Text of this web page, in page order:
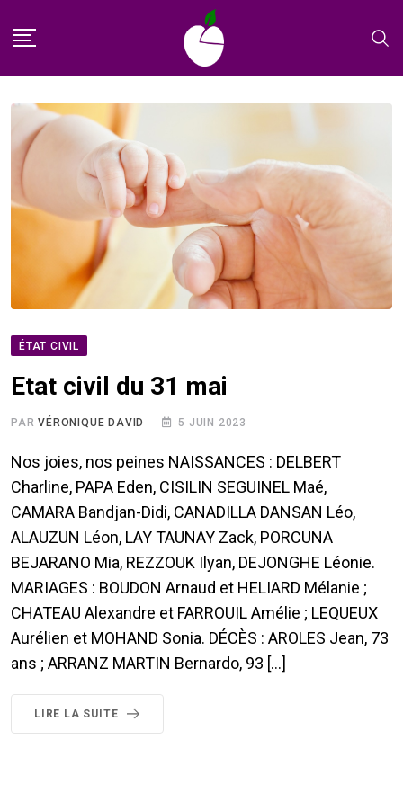
ÉTAT CIVIL
Etat civil du 31 mai
PARVÉRONIQUE DAVID 5 JUIN 2023
Nos joies, nos peines NAISSANCES : DELBERT
Charline, PAPA Eden, CISILIN SEGUINEL Maé,
CAMARA Bandjan-Didi, CANADILLA DANSAN Léo,
ALAUZUN Léon, LAY TAUNAY Zack, PORCUNA
BEJARANO Mia, REZZOUK Ilyan, DEJONGHE Léonie.
MARIAGES : BOUDON Arnaud et HELIARD Mélanie ;
CHATEAU Alexandre et FARROUIL Amélie ; LEQUEUX
Aurélien et MOHAND Sonia. DÉCÈS : AROLES Jean, 73
ans ; ARRANZ MARTIN Bernardo, 93 […]
LIRE LA SUITE